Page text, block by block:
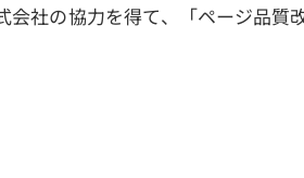
社の協力を得て、「ページ品質